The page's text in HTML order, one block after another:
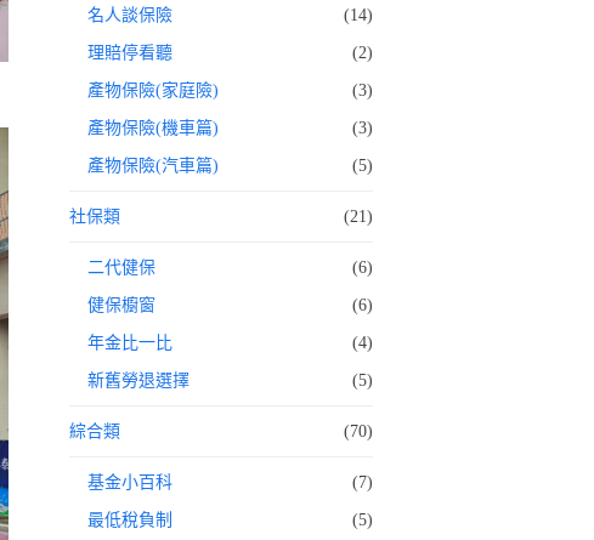
名人談保險 (14)
理賠停看聽 (2)
產物保險(家庭險) (3)
產物保險(機車篇) (3)
產物保險(汽車篇) (5)
社保類 (21)
二代健保 (6)
健保櫥窗 (6)
年金比一比 (4)
新舊勞退選擇 (5)
綜合類 (70)
基金小百科 (7)
最低稅負制 (5)